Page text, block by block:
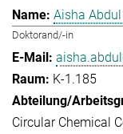
Aisha
Doktorand/-in
K-1.185
Circular Chemical